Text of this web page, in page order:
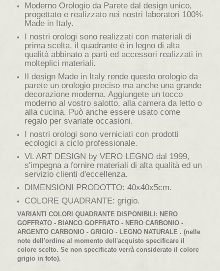
Moderno Orologio da Parete dal design unico,
progettato e realizzato nei nostri laboratori 100%
Made in Italy.
I nostri orologi sono realizzati con materiali di
prima scelta, il quadrante è in legno di alta
qualità abbinato a parti ed accessori realizzati in
molteplici materiali.
Il design Made in Italy rende questo orologio da
parete un orologio preciso ma anche una grande
decorazione moderna. Aggiungete un tocco
moderno al vostro salotto, alla camera da letto o
alla cucina. Può anche essere usato come
regalo per svariate occasioni.
I nostri orologi sono verniciati con prodotti
ecologici a ciclo professionale.
VL ART DESIGN by VERO LEGNO dal 1999,
s'impegna a fornire materiali di alta qualità ed un
servizio clienti d'eccellenza.
DIMENSIONI PRODOTTO: 40x40x5cm.
COLORE QUADRANTE: grigio.
VARIANTI COLORI QUADRANTE DISPONIBILI: NERO
GOFFRATO - BIANCO GOFFRATO - NERO CARBONIO -
ARGENTO CARBONIO - GRIGIO - LEGNO NATURALE . (nelle
note dell'ordine al momento dell'acquisto specificare il
colore scelto. Se non specificato verrà considerato il colore
grigio in foto).